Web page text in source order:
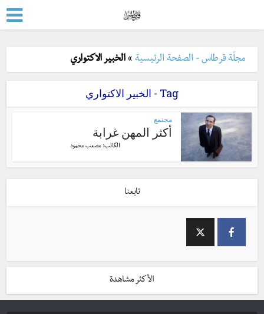
مجلّة قرطاس - الصفحة الرئيسية »الخبير الاكتواري
Tag - الخبير الاكتواري
مجتمع
أكثر المهن غرابة
الكاتب: مصعب محمود
تابعنا
الأكثر مشاهدة